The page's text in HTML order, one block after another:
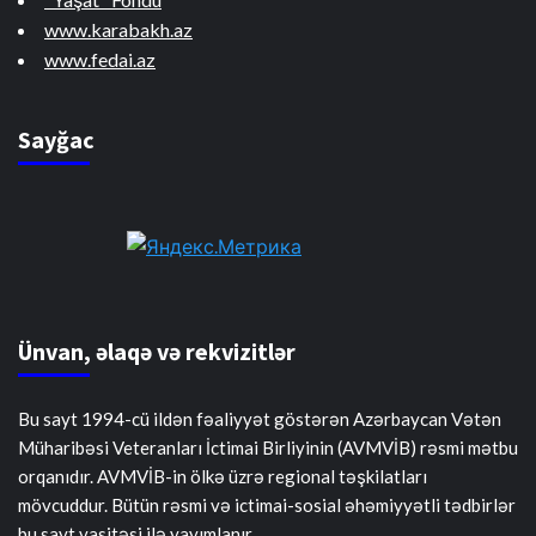
www.karabakh.az
www.fedai.az
Sayğac
Ünvan, əlaqə və rekvizitlər
Bu sayt 1994-cü ildən fəaliyyət göstərən Azərbaycan Vətən
Müharibəsi Veteranları İctimai Birliyinin (AVMVİB) rəsmi mətbu
orqanıdır. AVMVİB-in ölkə üzrə regional təşkilatları
mövcuddur. Bütün rəsmi və ictimai-sosial əhəmiyyətli tədbirlər